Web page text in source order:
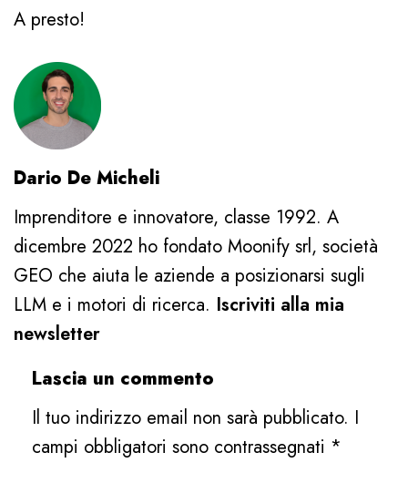
A presto!
Dario De Micheli
Imprenditore e innovatore, classe 1992. A
dicembre 2022 ho fondato Moonify srl, società
GEO che aiuta le aziende a posizionarsi sugli
LLM e i motori di ricerca. Iscriviti alla mia
newsletter
Lascia un commento
Il tuo indirizzo email non sarà pubblicato. I
campi obbligatori sono contrassegnati *